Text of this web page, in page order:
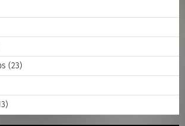
(23)